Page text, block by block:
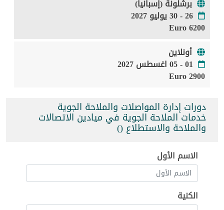
برشلونة (إسبانيا)
26 - 30 يوليو 2027
6200 Euro
أونلاين
01 - 05 اغسطس 2027
2900 Euro
دورات إدارة المواصلات والملاحة الجوية
خدمات الملاحة الجوية في ميادين الاتصالات
والملاحة والاستطلاع ()
الاسم الأول
الكنية